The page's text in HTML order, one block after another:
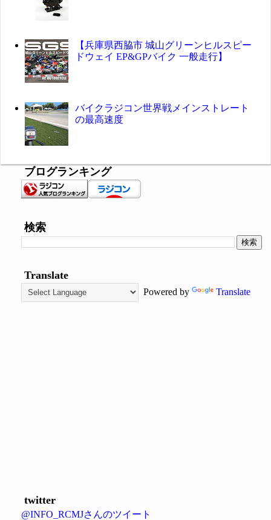
【兵庫県西脇市 城山グリーンヒルスピー
ドウェイ EP&GPバイク 一般走行】
バイクラジコン世界戦メインストレート
の最高速度
ブログランキング
検索
Translate
Powered by Translate
twitter
@INFO_RCMJさんのツイート